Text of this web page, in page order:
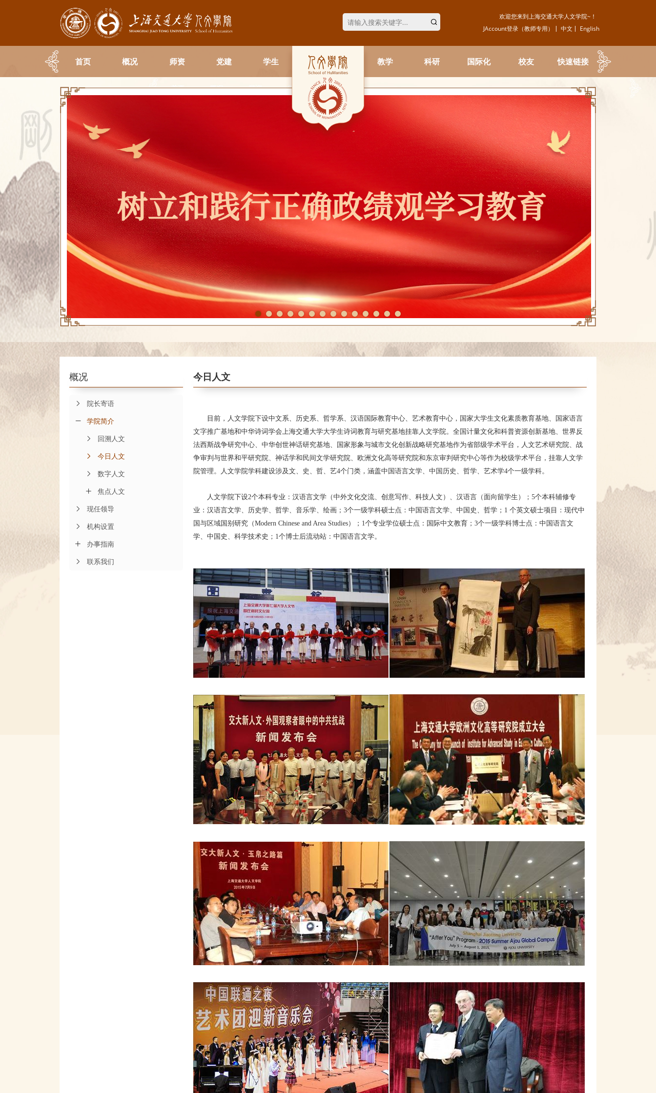
欢迎您来到上海交通大学人文学院~！
JAccount登录（教师专用）
中文 English
首页 概况 师资 党建 学生 教学 科研 国际化 校友 快速链接
3 4 5 6 7 8 9 10 11 12 13 14
概况
院长寄语
学院简介
回溯人文
今日人文
数字人文
焦点人文
现任领导
机构设置
办事指南
联系我们
今日人文
目前，人文学院下设中文系、历史系、哲学系、汉语国际教育中心、艺术教育中心，国家大学生文化素质教育基地、国家语言
文字推广基地和中华诗词学会上海交通大学大学生诗词教育与研究基地挂靠人文学院。全国计量文化和科普资源创新基地、世界反
法西斯战争研究中心、中华创世神话研究基地、国家形象与城市文化创新战略研究基地作为省部级学术平台，人文艺术研究院、战
争审判与世界和平研究院、神话学和民间文学研究院、欧洲文化高等研究院和东京审判研究中心等作为校级学术平台，挂靠人文学
院管理。人文学院学科建设涉及文、史、哲、艺4个门类，涵盖中国语言文学、中国历史、哲学、艺术学4个一级学科。
人文学院下设2个本科专业：汉语言文学（中外文化交流、创意写作、科技人文）、汉语言（面向留学生）；5个本科辅修专
业：汉语言文学、历史学、哲学、音乐学、绘画；3个一级学科硕士点：中国语言文学、中国史、哲学； 1个英文硕士项目：现代中
国与区域国别研究 （Modern Chinese and Area Studies）； 1个专业学位硕士点：国际中文教育；3个一级学科博士点：中国语言文
学、中国史、科学技术史；1个博士后流动站：中国语言文学。